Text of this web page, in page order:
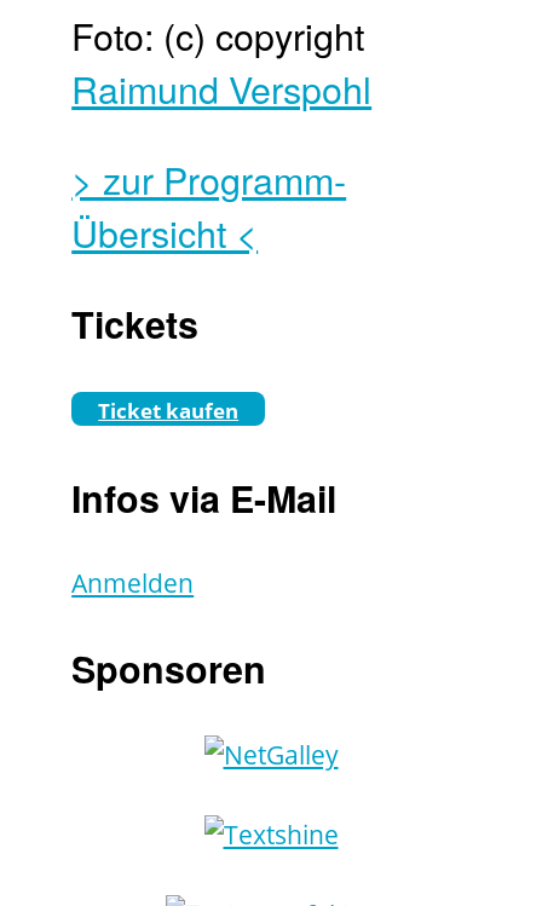
Foto: (c) copyright
Raimund Verspohl
> zur Programm-
Übersicht <
Tickets
Ticket kaufen
Infos via E-Mail
Anmelden
Sponsoren